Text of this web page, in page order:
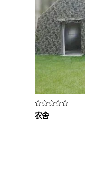
评
分
农舍